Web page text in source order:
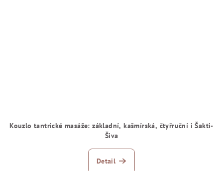
Kouzlo tantrické masáže: základní, kašmírská, čtyřruční i Šakti-
Šiva
Detail